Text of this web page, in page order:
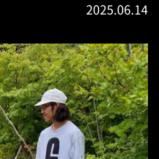
2025.06.14